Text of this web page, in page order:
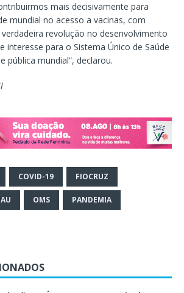
mais decisivamente para
mundial no acesso a vacinas, com
revolução no desenvolvimento
interesse para o Sistema Único de Saúde
pública mundial”, declarou.
COVID-19 FIOCRUZ
OMS PANDEMIA